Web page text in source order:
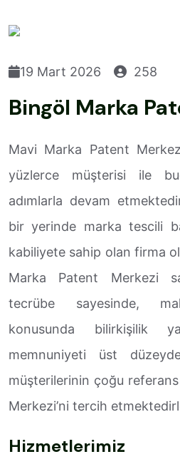
19 Mart 2026 258
Bingöl Marka
Mavi Marka Patent
yüzlerce müşterisi ile
adımlarla devam
bir yerinde marka tescili
kabiliyete sahip olan firma
Marka Patent Merkezi
tecrübe sayesinde,
konusunda bilirkişilik
memnuniyeti üst
müşterilerinin çoğu
Merkezi’ni tercih
Hizmetlerimiz